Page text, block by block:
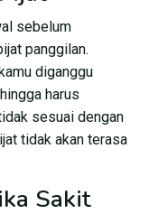
sebelum
panggilan.
diganggu
harus
sesuai dengan
tidak akan terasa
Sakit